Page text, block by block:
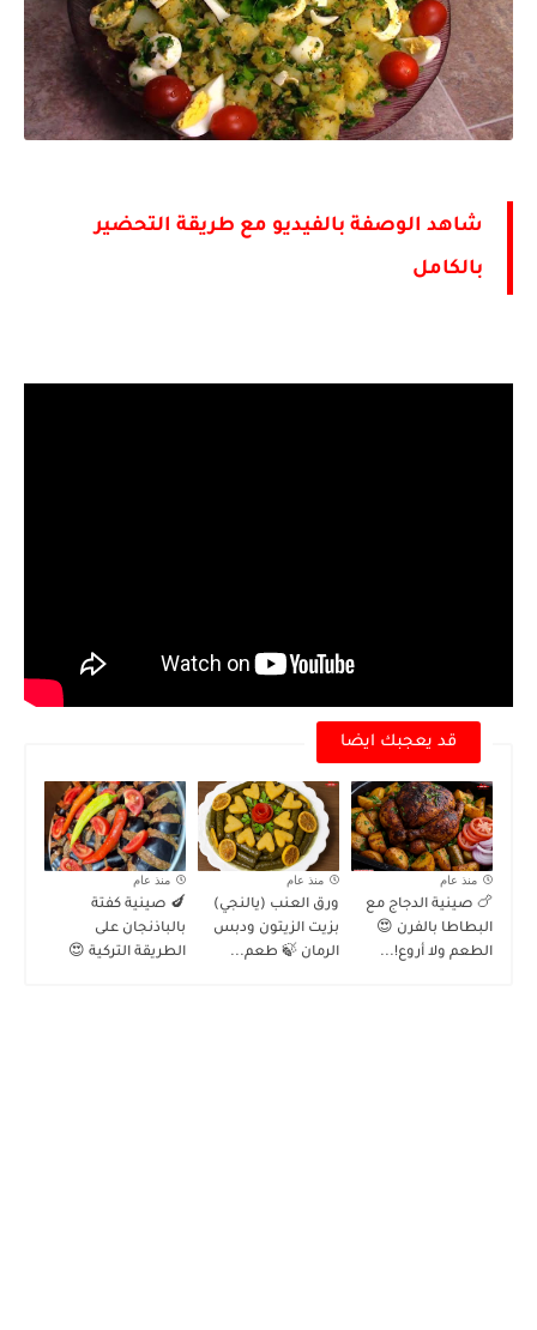
شاهد الوصفة بالفيديو مع طريقة التحضير
بالكامل
قد يعجبك ايضا
منذ عام
🍗 صينية الدجاج مع
البطاطا بالفرن 😍
الطعم ولا أروع!...
منذ عام
ورق العنب (يالنجي)
بزيت الزيتون ودبس
الرمان 🍃 طعم...
منذ عام
🍆 صينية كفتة
بالباذنجان على
الطريقة التركية 😍